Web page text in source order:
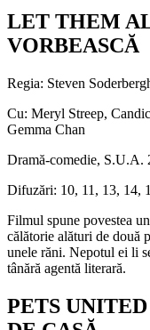
LET THEM
VORBEASCĂ
Regia: Steven
Cu: Meryl Streep,
Gemma Chan
Dramă-comedie, S.U.A.
Difuzări: 10, 11, 13, 14,
Filmul spune povestea
călătorie alături de două
unele răni. Nepotul ei li
tânără agentă literară.
PETS